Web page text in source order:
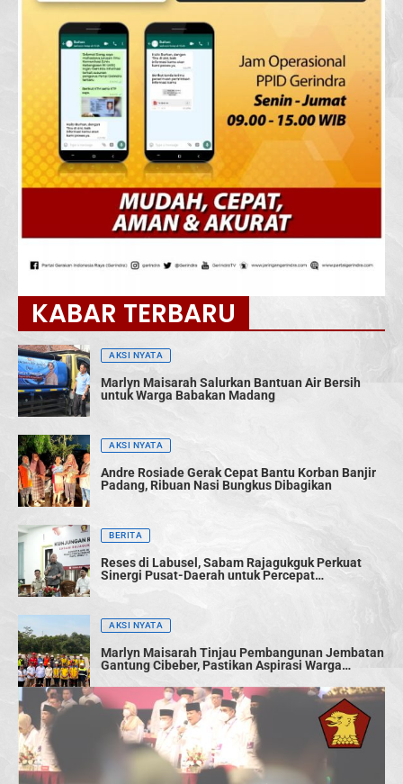
KABAR TERBARU
AKSI NYATA
Marlyn Maisarah Salurkan Bantuan Air Bersih
untuk Warga Babakan Madang
AKSI NYATA
Andre Rosiade Gerak Cepat Bantu Korban Banjir
Padang, Ribuan Nasi Bungkus Dibagikan
BERITA
Reses di Labusel, Sabam Rajagukguk Perkuat
Sinergi Pusat-Daerah untuk Percepat
AKSI NYATA
Marlyn Maisarah Tinjau Pembangunan Jembatan
Gantung Cibeber, Pastikan Aspirasi Warga